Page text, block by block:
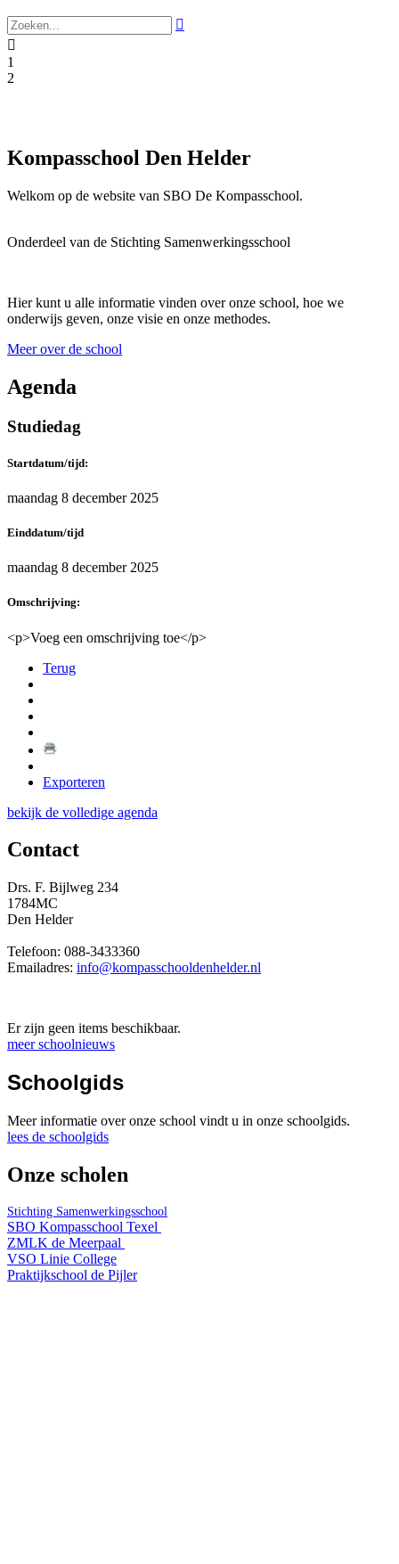


1
2
Kompasschool Den Helder
Welkom op de website van SBO De Kompasschool.
Onderdeel van de Stichting Samenwerkingsschool
Hier kunt u alle informatie vinden over onze school, hoe we
onderwijs geven, onze visie en onze methodes.
Meer over de school
Agenda
Studiedag
Startdatum/tijd:
maandag 8 december 2025
Einddatum/tijd
maandag 8 december 2025
Omschrijving:
<p>Voeg een omschrijving toe</p>
Terug
Exporteren
bekijk de volledige agenda
Contact
Drs. F. Bijlweg 234
1784MC
Den Helder
Telefoon: 088-3433360
Emailadres: info@kompasschooldenhelder.nl
Er zijn geen items beschikbaar.
meer schoolnieuws
Schoolgids
Meer informatie over onze school vindt u in onze schoolgids.
lees de schoolgids
Onze scholen
Stichting Samenwerkingsschool
SBO Kompasschool Texel
ZMLK de Meerpaal
VSO Linie College
Praktijkschool de Pijler